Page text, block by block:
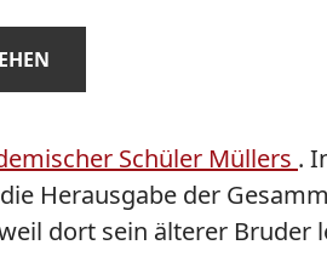
Schüler Müllers .
Herausgabe der
dort sein älterer Bruder